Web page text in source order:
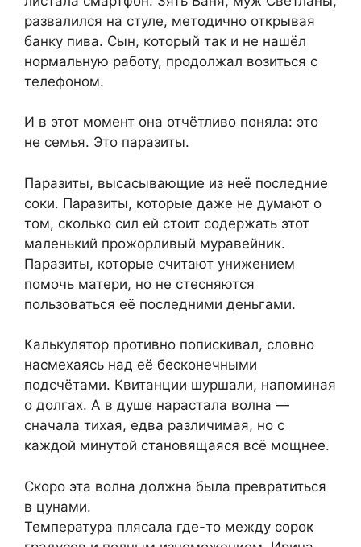
развалился на стуле, методично открывая
банку пива. Сын, который так и не нашёл
нормальную работу, продолжал возиться с
телефоном.
И в этот момент она отчётливо поняла: это
не семья. Это паразиты.
Паразиты, высасывающие из неё последние
соки. Паразиты, которые даже не думают о
том, сколько сил ей стоит содержать этот
маленький прожорливый муравейник.
Паразиты, которые считают унижением
помочь матери, но не стесняются
пользоваться её последними деньгами.
Калькулятор противно попискивал, словно
насмехаясь над её бесконечными
подсчётами. Квитанции шуршали, напоминая
о долгах. А в душе нарастала волна —
сначала тихая, едва различимая, но с
каждой минутой становящаяся всё мощнее.
Скоро эта волна должна была превратиться
в цунами.
Температура плясала где-то между сорок